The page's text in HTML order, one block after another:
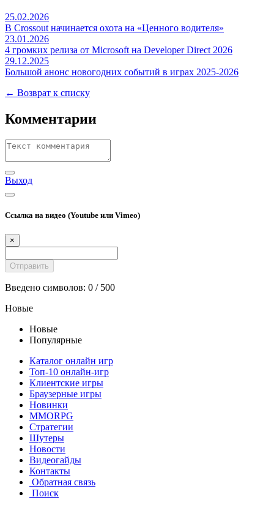
25.02.2026
В Crossout начинается охота на «Ценного водителя»
23.01.2026
4 громких релиза от Microsoft на Developer Direct 2026
29.12.2025
Большой анонс новогодних событий в играх 2025-2026
← Возврат к списку
Комментарии
Выход
Ссылка на видео (Youtube или Vimeo)
×
Введено символов: 0 / 500
Новые
Новые
Популярные
Каталог онлайн игр
Топ-10 онлайн-игр
Клиентские игры
Браузерные игры
Новинки
MMORPG
Стратегии
Шутеры
Новости
Видеогайды
Контакты
Обратная связь
Поиск